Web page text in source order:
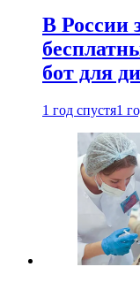
В России
бот для
1 год спустя1